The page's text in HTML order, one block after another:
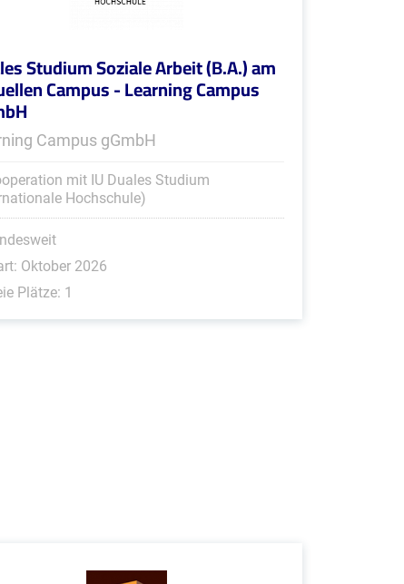
Studium Soziale Arbeit (B.A.) am
Campus - Learning Campus
Campus gGmbH
mit IU Duales Studium
Hochschule)
Oktober 2026
Plätze: 1